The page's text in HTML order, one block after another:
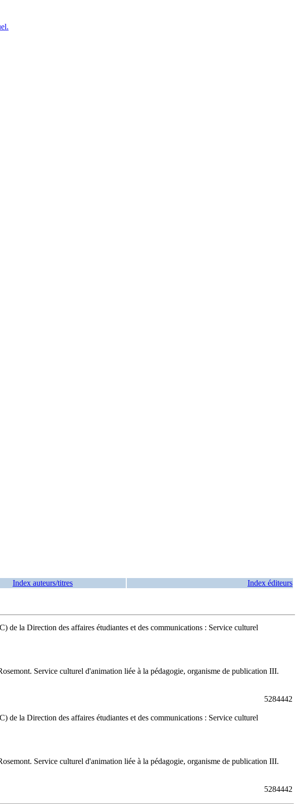
Index auteurs/titres Index éditeurs
la Direction des affaires étudiantes et des communications : Service culturel
Service culturel d'animation liée à la pédagogie, organisme de publication III.
5284442
la Direction des affaires étudiantes et des communications : Service culturel
Service culturel d'animation liée à la pédagogie, organisme de publication III.
5284442